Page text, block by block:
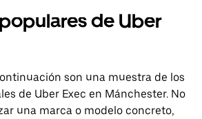
de Uber
son una muestra de los
de Uber Exec en Mánchester. No
una marca o modelo concreto,